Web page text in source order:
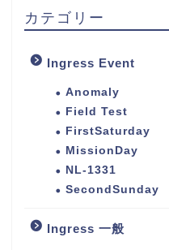
カテゴリー
Ingress Event
Anomaly
Field Test
FirstSaturday
MissionDay
NL-1331
SecondSunday
Ingress 一般